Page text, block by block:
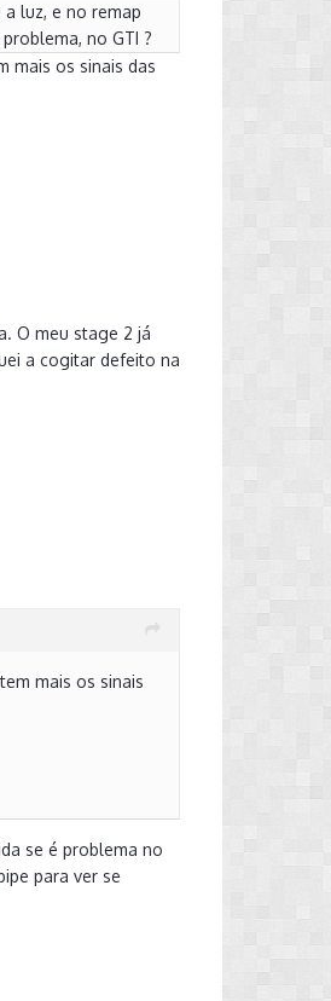
luz, e no remap
no GTI ?
mais os sinais das
O meu stage 2 já
a cogitar defeito na
mais os sinais
se é problema no
para ver se